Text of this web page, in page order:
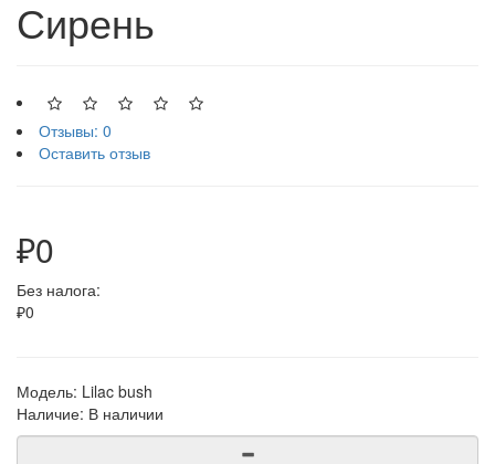
Сирень
Отзывы: 0
Оставить отзыв
₽0
Без налога:
₽0
Модель: Lilac bush
Наличие: В наличии